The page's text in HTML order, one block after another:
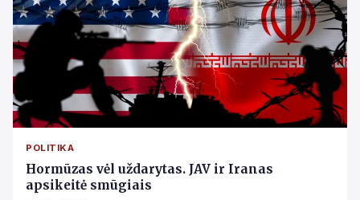
POLITIKA
Hormūzas vėl uždarytas. JAV ir Iranas
apsikeitė smūgiais